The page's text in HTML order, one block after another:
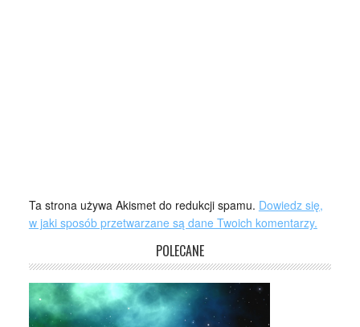
Ta strona używa Akismet do redukcji spamu. Dowiedz się,
w jaki sposób przetwarzane są dane Twoich komentarzy.
POLECANE